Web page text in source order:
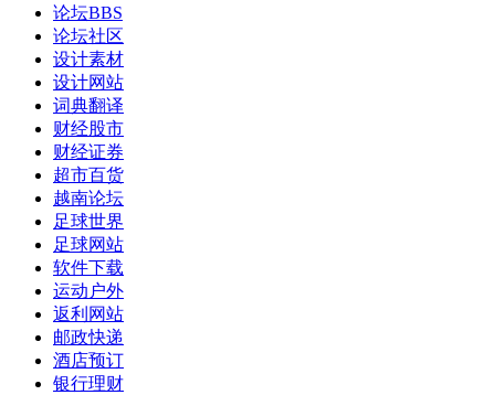
论坛BBS
论坛社区
设计素材
设计网站
词典翻译
财经股市
财经证券
超市百货
越南论坛
足球世界
足球网站
软件下载
运动户外
返利网站
邮政快递
酒店预订
银行理财